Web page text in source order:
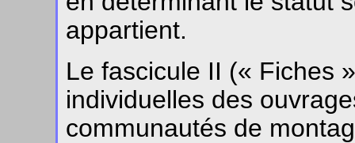
appartient.
Le fascicule II (« Fiches
individuelles des
communautés de